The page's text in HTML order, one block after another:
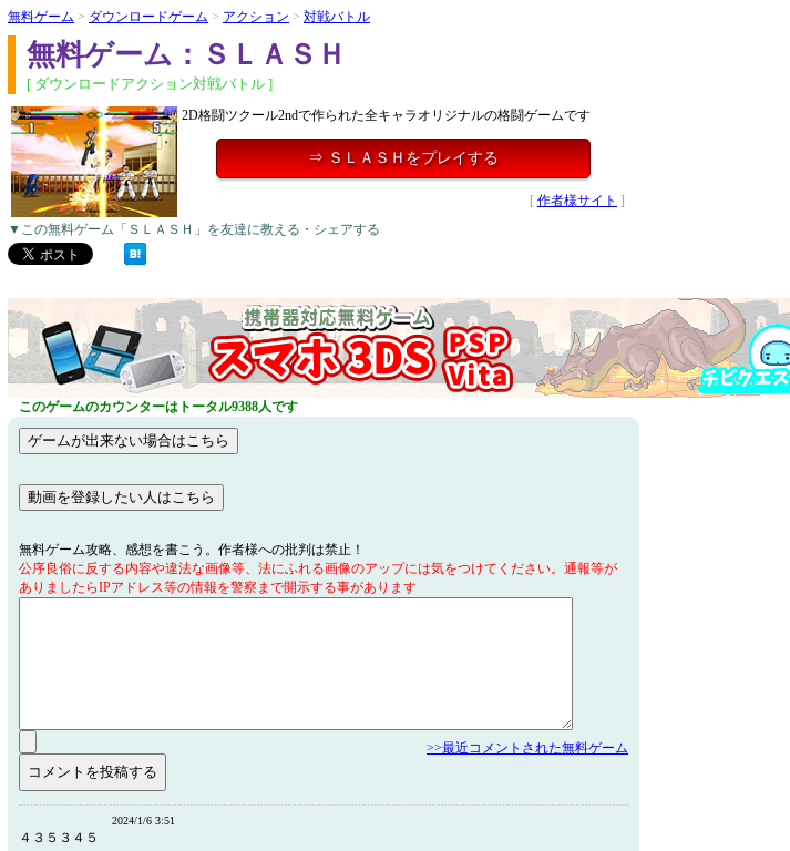
無料ゲーム > ダウンロードゲーム > アクション > 対戦バトル
無料ゲーム：ＳＬＡＳＨ
[ ダウンロードアクション対戦バトル ]
2D格闘ツクール2ndで作られた全キャラオリジナルの格闘ゲームです
⇒ ＳＬＡＳＨをプレイする
[ 作者様サイト ]
▼この無料ゲーム「ＳＬＡＳＨ」を友達に教える・シェアする
このゲームのカウンターはトータル9388人です
無料ゲーム攻略、感想を書こう。作者様への批判は禁止！
公序良俗に反する内容や違法な画像等、法にふれる画像のアップには気をつけてください。通報等が
ありましたらIPアドレス等の情報を警察まで開示する事があります
>>最近コメントされた無料ゲーム
2024/1/6 3:51
４３５３４５